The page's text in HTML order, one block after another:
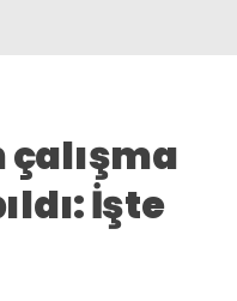
çalışma
İşte